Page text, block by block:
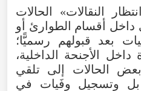
النقالات» الحالات
داخل أقسام الطوارئ أو
بعد قبولهم رسميًّا؛
الأجنحة الداخلية،
الحالات إلى تلقي
بل وتسجيل وفَيات في